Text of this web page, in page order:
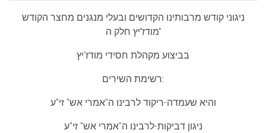
ניגוני קודש מרבותינו הקדושים ובעלי מנגנים מחצר הקודש
מודז'יץ חלק ה'
בביצוע מקהלת חסידי מודז'יץ
רשימת השירים:
והיא שעמדה-ריקוד לרבינו ה"אמרי אש" זי"ע
ניגון דביקות-לרבינו ה"אמרי אש" זי"ע